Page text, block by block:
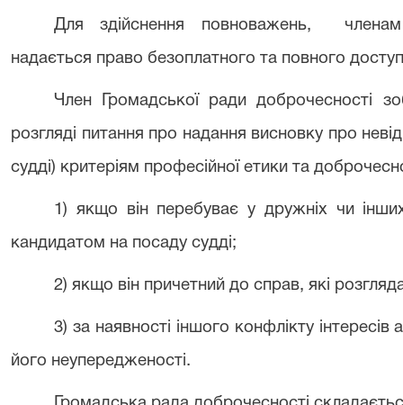
Для здійснення повноважень, членам
надається право безоплатного та повного
Член Громадської ради доброчесності
розгляді питання про надання висновку про
судді) критеріям професійної етики та
1) якщо він перебуває у дружніх чи
кандидатом на посаду судді;
2) якщо він причетний до справ, які
3) за наявності іншого конфлікту
його неупередженості.